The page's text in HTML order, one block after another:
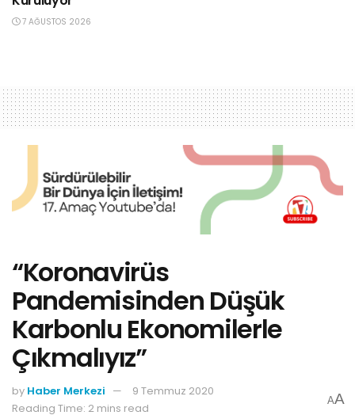
7 AĞUSTOS 2026
“Koronavirüs
Pandemisinden Düşük
Karbonlu Ekonomilerle
Çıkmalıyız”
by Haber Merkezi
9 Temmuz 2020
Reading Time: 2 mins read
AA